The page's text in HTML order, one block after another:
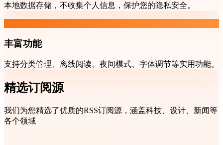
本地数据存储，不收集个人信息，保护您的隐私安全。
丰富功能
支持分类管理、离线阅读、夜间模式、字体调节等实用功能。
精选订阅源
我们为您精选了优质的RSS订阅源，涵盖科技、设计、新闻等
各个领域